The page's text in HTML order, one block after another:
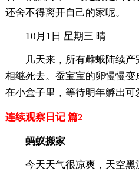
还舍不得离开自己的家呢。
10月1日 星期三 晴
几天来，所有雌蛾陆续产
相继死去。蚕宝宝的卵慢慢
在小盒子里，等待明年孵出可
连续观察日记 篇2
蚂蚁搬家
今天天气很凉爽，天空黑